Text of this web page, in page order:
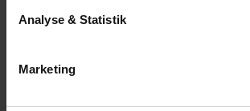
Für die Darstellung personalisierter
und Inhalte aufgrund Ihres
Zwecke zur Analyse und Optimierung
Analyse & Statistik
Marketing